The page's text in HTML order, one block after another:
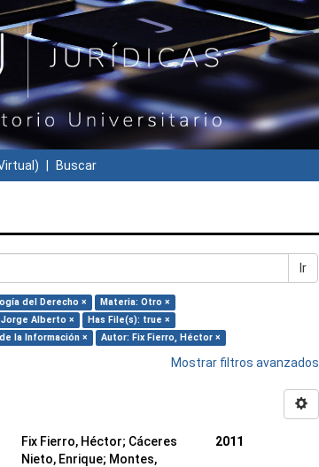
Buscar
Ir
del Derecho ×
Materia: Otro ×
Jorge Alberto ×
Has File(s): true ×
la Información × Autor: Fix Fierro, Héctor ×
Mostrar filtros avanzados
Fix Fierro, Héctor; Cáceres
Nieto, Enrique; Montes,
2011